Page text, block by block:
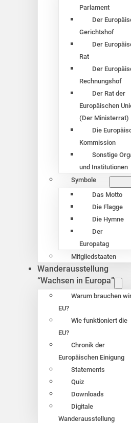
Parlament
Der
Gerichtshof
Der
Rat
Der
Rechnungshof
Der Rat der
Europäischen
(Der Ministerrat)
Die
Kommission
Sonstige
und Institutionen
Symbole
Das Motto
Die Flagge
Die Hymne
Der
Europatag
Mitgliedstaaten
Wanderausstellung
“Wachsen in Europa”
Warum brauchen
EU?
Wie funktioniert die
EU?
Chronik der
Europäischen Einigung
Statements
Quiz
Downloads
Digitale
Wanderausstellung